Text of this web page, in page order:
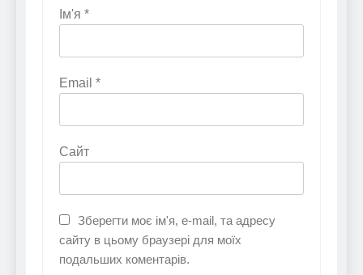
Ім'я *
Email *
Сайт
Зберегти моє ім'я, e-mail, та адресу
сайту в цьому браузері для моїх
подальших коментарів.